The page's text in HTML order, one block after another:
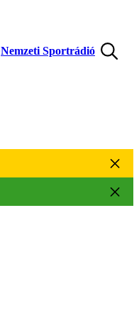
Nemzeti Sportrádió